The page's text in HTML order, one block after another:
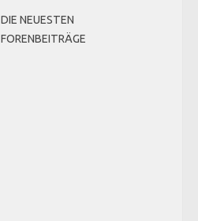
DIE NEUESTEN
FORENBEITRÄGE